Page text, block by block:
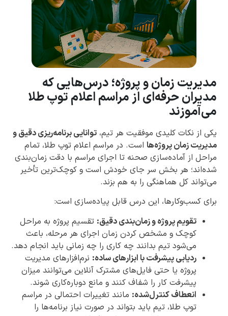
مدیریت زمان و پروژه؛ درس‌هایی که
مدیران حرفه‌ای از مراسم اعلام توپ طلا
می‌آموزند
یکی از نکات کلیدی موفقیت هر تیم، توانایی برنامه‌ریزی دقیق و
مدیریت زمان پروژه‌ها است. در مراسم اعلام توپ طلا، تمام
مراحل از آماده‌سازی صحنه تا اجرای مراسم با دقت زمان‌بندی
شده‌اند؛ هر بخش سر جای خودش است و کوچک‌ترین تأخیر
می‌تواند کل هماهنگی را به هم بزند.
برای کسب‌وکارها، این درس قابل پیاده‌سازی است:
تقویم پروژه و زمان‌بندی دقیق: تقسیم پروژه به مراحل
کوچک و مشخص کردن زمان اجرای هر مرحله، باعث
می‌شود تیم بدانند چه کاری را چه زمانی باید انجام دهد.
ردیابی پیشرفت با ابزارهای ساده: نرم‌افزارهای مدیریت
پروژه یا حتی فایل‌های مشترک آنلاین می‌توانند میزان
پیشرفت کار را شفاف کنند و مانع دوباره‌کاری شوند.
انعطاف کنترل‌شده: مانند تغییرات احتمالی در مراسم
توپ طلا، تیم باید بتواند در صورت نیاز برنامه‌ها را